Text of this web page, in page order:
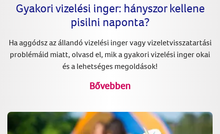
Gyakori vizelési inger: hányszor kellene
pisilni naponta?
Ha aggódsz az állandó vizelési inger vagy vizeletvisszatartási
problémáid miatt, olvasd el, mik a gyakori vizelési inger okai
és a lehetséges megoldások!
Bővebben